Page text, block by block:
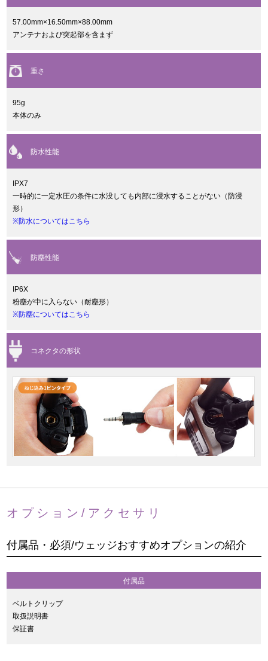
57.00mm×16.50mm×88.00mm
アンテナおよび突起部を含まず
重さ
95g
本体のみ
防水性能
IPX7
一時的に一定水圧の条件に水没しても内部に浸水することがない（防浸
形）
※防水についてはこちら
防塵性能
IP6X
粉塵が中に入らない（耐塵形）
※防塵についてはこちら
コネクタの形状
オプション/アクセサリ
付属品・必須/ウェッジおすすめオプションの紹介
付属品
ベルトクリップ
取扱説明書
保証書